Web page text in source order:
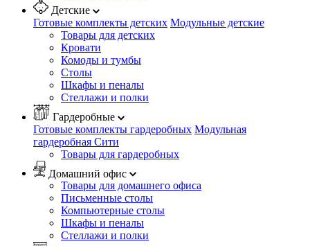
Детские
Готовые комплекты детских Модульные детские
Товары для детских
Кровати
Комоды и тумбы
Столы
Шкафы и пеналы
Стеллажи и полки
Гардеробные
Готовые комплекты гардеробных Модульная
гардеробная Сити
Товары для гардеробных
Домашний офис
Товары для домашнего офиса
Письменные столы
Компьютерные столы
Шкафы и пеналы
Стеллажи и полки